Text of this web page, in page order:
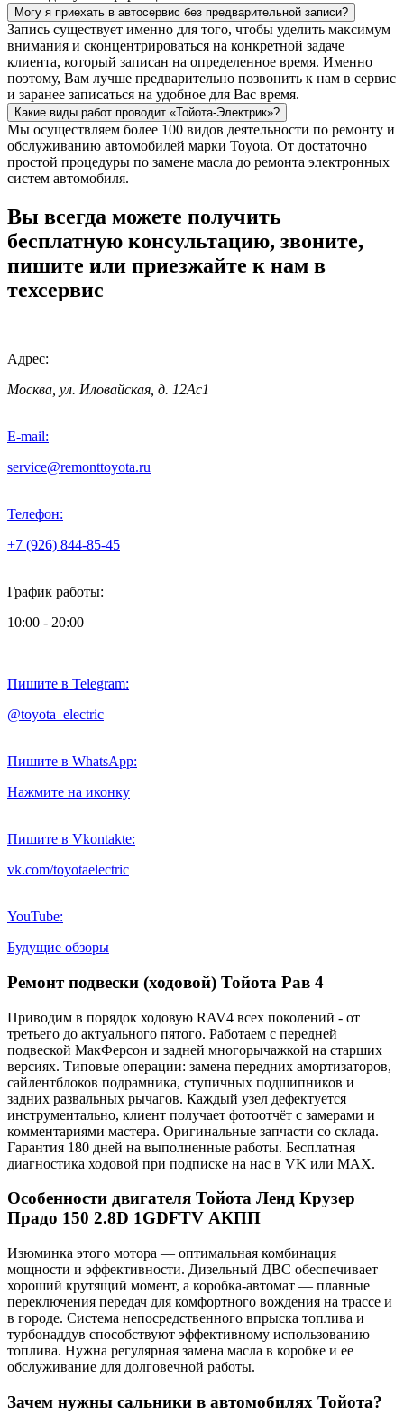
Могу я приехать в автосервис без предварительной записи?
Запись существует именно для того, чтобы уделить максимум
внимания и сконцентрироваться на конкретной задаче
клиента, который записан на определенное время. Именно
поэтому, Вам лучше предварительно позвонить к нам в сервис
и заранее записаться на удобное для Вас время.
Какие виды работ проводит «Тойота-Электрик»?
Мы осуществляем более 100 видов деятельности по ремонту и
обслуживанию автомобилей марки Toyota. От достаточно
простой процедуры по замене масла до ремонта электронных
систем автомобиля.
Вы всегда можете получить
бесплатную консультацию, звоните,
пишите или приезжайте к нам в
техсервис
Адрес:
Москва, ул. Иловайская, д. 12Ас1
E-mail:
service@remonttoyota.ru
Телефон:
+7 (926) 844-85-45
График работы:
10:00 - 20:00
Пишите в Telegram:
@toyota_electric
Пишите в WhatsApp:
Нажмите на иконку
Пишите в Vkontakte:
vk.com/toyotaelectric
YouTube:
Будущие обзоры
Ремонт подвески (ходовой) Тойота Рав 4
Приводим в порядок ходовую RAV4 всех поколений - от
третьего до актуального пятого. Работаем с передней
подвеской МакФерсон и задней многорычажкой на старших
версиях. Типовые операции: замена передних амортизаторов,
сайлентблоков подрамника, ступичных подшипников и
задних развальных рычагов. Каждый узел дефектуется
инструментально, клиент получает фотоотчёт с замерами и
комментариями мастера. Оригинальные запчасти со склада.
Гарантия 180 дней на выполненные работы. Бесплатная
диагностика ходовой при подписке на нас в VK или MAX.
Особенности двигателя Тойота Ленд Крузер
Прадо 150 2.8D 1GDFTV АКПП
Изюминка этого мотора — оптимальная комбинация
мощности и эффективности. Дизельный ДВС обеспечивает
хороший крутящий момент, а коробка-автомат — плавные
переключения передач для комфортного вождения на трассе и
в городе. Система непосредственного впрыска топлива и
турбонаддув способствуют эффективному использованию
топлива. Нужна регулярная замена масла в коробке и ее
обслуживание для долговечной работы.
Зачем нужны сальники в автомобилях Тойота?